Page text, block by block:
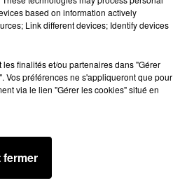
disparue)
de seconde
based on information actively
Link different devices; Identify devices
finalités et/ou partenaires dans "Gérer
Vos préférences ne s'appliqueront que pour
via le lien "Gérer les cookies" situé en
fermer